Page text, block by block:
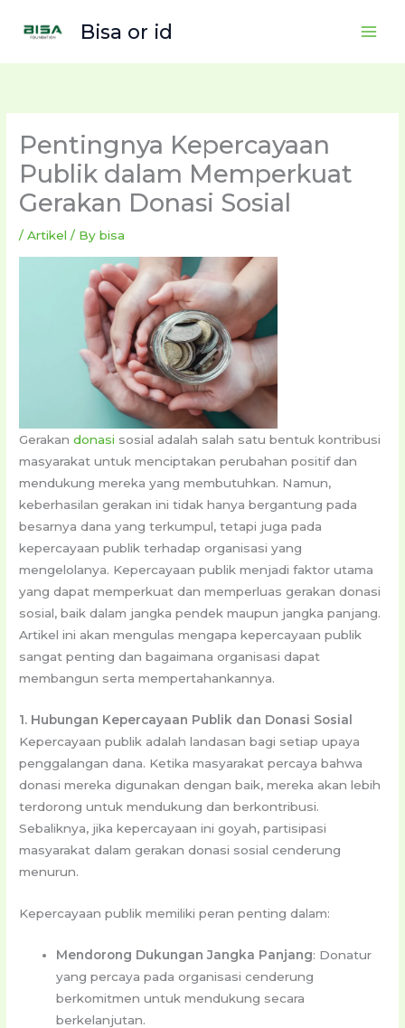
Bisa or id
Pentingnya Kepercayaan
Publik dalam Memperkuat
Gerakan Donasi Sosial
/Artikel / Bybisa
Gerakandonasi sosial adalah salah satu bentuk kontribusi
masyarakat untuk menciptakan perubahan positif dan
mendukung mereka yang membutuhkan. Namun,
keberhasilan gerakan ini tidak hanya bergantung pada
besarnya dana yang terkumpul, tetapi juga pada
kepercayaan publik terhadap organisasi yang
mengelolanya. Kepercayaan publik menjadi faktor utama
yang dapat memperkuat dan memperluas gerakan donasi
sosial, baik dalam jangka pendek maupun jangka panjang.
Artikel ini akan mengulas mengapa kepercayaan publik
sangat penting dan bagaimana organisasi dapat
membangun serta mempertahankannya.
1. Hubungan Kepercayaan Publik dan Donasi Sosial
Kepercayaan publik adalah landasan bagi setiap upaya
penggalangan dana. Ketika masyarakat percaya bahwa
donasi mereka digunakan dengan baik, mereka akan lebih
terdorong untuk mendukung dan berkontribusi.
Sebaliknya, jika kepercayaan ini goyah, partisipasi
masyarakat dalam gerakan donasi sosial cenderung
menurun.
Kepercayaan publik memiliki peran penting dalam:
Mendorong Dukungan Jangka Panjang: Donatur
yang percaya pada organisasi cenderung
berkomitmen untuk mendukung secara
berkelanjutan.